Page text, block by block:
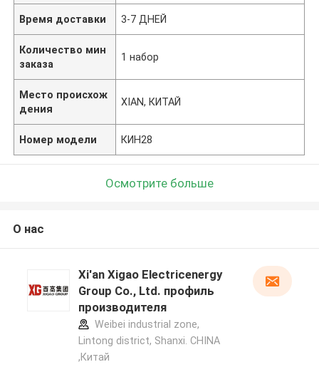
Время доставки 3-7 ДНЕЙ
Количество мин
заказа
1 набор
Место происхож
дения
XIAN, КИТАЙ
Номер модели КИН28
Осмотрите больше
О нас
Xi'an Xigao Electricenergy
Group Co., Ltd. профиль
производителя
Weibei industrial zone,
Lintong district, Shanxi. CHINA
,Китай